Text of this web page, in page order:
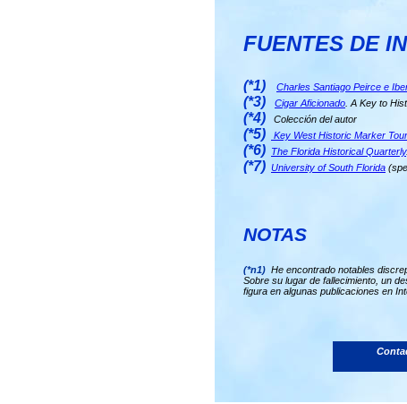
FUENTES DE
(*1) Charles Santiago Peirce e
(*3) Cigar Aficionado . A Key to
(*4) Colección del autor
(*5) Key West Historic Marker Tour
(*6) The Florida Historical Quarterly
(*7) University of South Florida
NOTAS
(*n1) He encontrado notables
Sobre su lugar de fallecimiento, un
figura en algunas publicaciones en